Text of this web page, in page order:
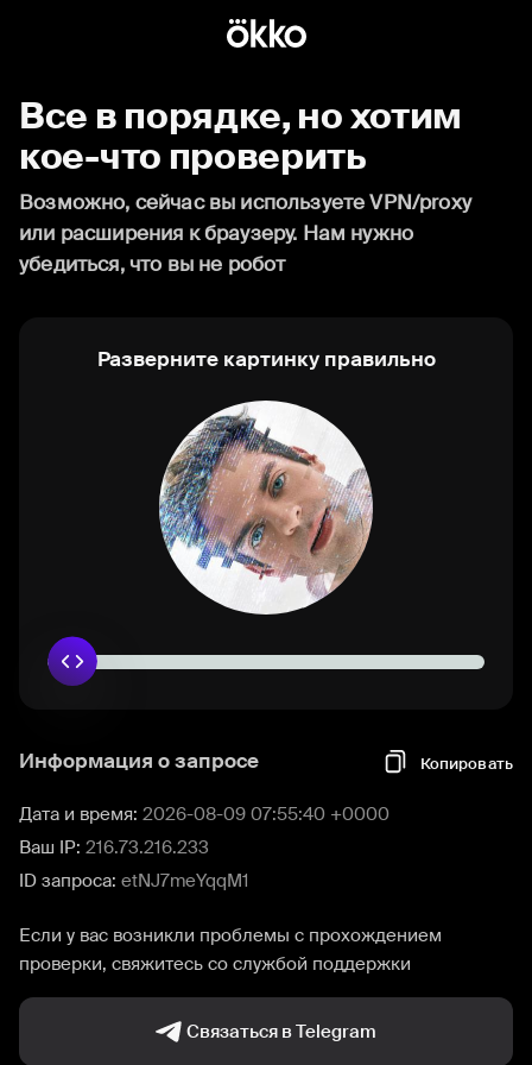
Все в порядке, но хотим
кое-что проверить
Возможно, сейчас вы используете VPN/proxy
или расширения к браузеру. Нам нужно
убедиться, что вы не робот
Разверните картинку правильно
Информация о запросе Копировать
Дата и время: 2026-08-09 07:55:40 +0000
Ваш IP: 216.73.216.233
ID запроса: etNJ7meYqqM1
Если у вас возникли проблемы с прохождением
проверки, свяжитесь со службой поддержки
Связаться в Telegram